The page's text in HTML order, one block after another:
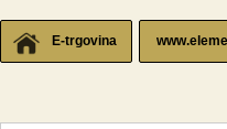
E-trgovina